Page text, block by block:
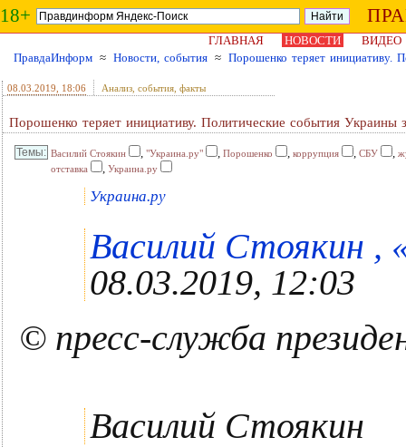
18+
ГЛАВНАЯ НОВОСТИ
ВИДЕО
ПравдаИнформ ≈ Новости, события ≈ Порошенко теряет инициативу.
08.03.2019 , 18:06 Анализ, события, факты
Порошенко теряет инициативу. Политические события Украины
Василий Стоякин , "Украина.ру" , Порошенко , коррупция , СБУ ,
отставка
, Украина.ру
Украина.ру
Василий Стоякин ,
08.03.2019, 12:03
© пресс-служба
Василий Стоякин